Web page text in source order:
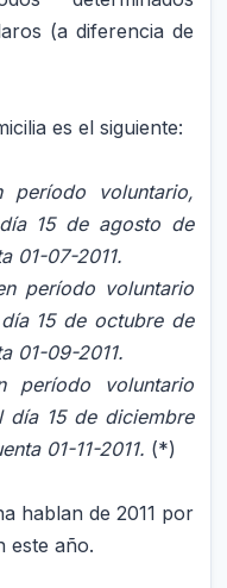
(a diferencia de
es el siguiente:
período voluntario,
15 de agosto de
01-07-2011.
período voluntario
15 de octubre de
01-09-2011.
período voluntario
15 de diciembre
01-11-2011. (*)
hablan de 2011 por
este año.